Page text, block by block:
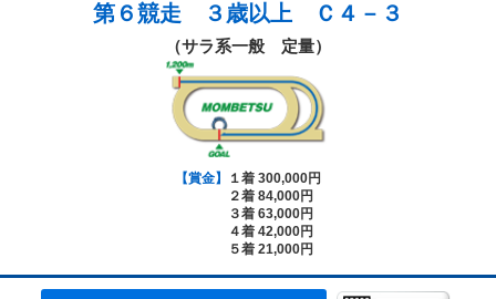
第６競走 ３歳以上 Ｃ４－３
（サラ系一般 定量）
【賞金】
１着 300,000円
２着 84,000円
３着 63,000円
４着 42,000円
５着 21,000円